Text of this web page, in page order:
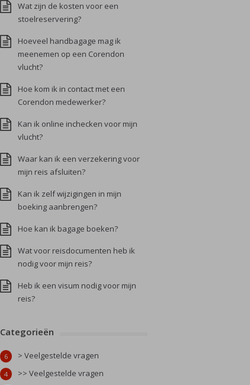
Wat zijn de kosten voor een
stoelreservering?
Hoeveel handbagage mag ik
meenemen op een Corendon
vlucht?
Hoe kom ik in contact met een
Corendon medewerker?
Kan ik online inchecken voor mijn
vlucht?
Waar kan ik een verzekering voor
mijn reis afsluiten?
Kan ik zelf wijzigingen in mijn
boeking aanbrengen?
Hoe kan ik bagage boeken?
Wat voor reisdocumenten heb ik
nodig voor mijn reis?
Heb ik een visum nodig voor mijn
reis?
Categorieën
> Veelgestelde vragen
6
>> Veelgestelde vragen
4